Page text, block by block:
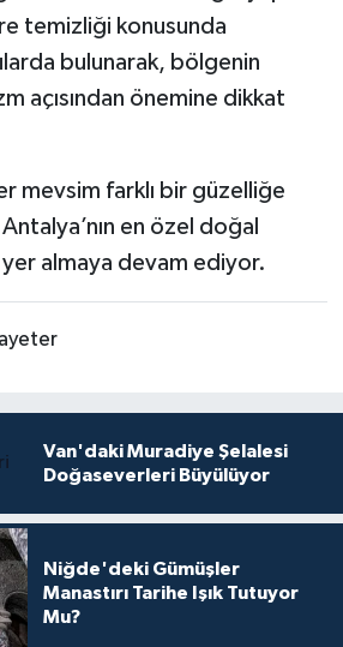
temizliği konusunda
bulunarak, bölgenin
açısından önemine dikkat
mevsim farklı bir güzelliğe
en özel doğal
yer almaya devam ediyor.
Van'daki Muradiye Şelalesi
Doğaseverleri Büyülüyor
Niğde'deki Gümüşler
Manastırı Tarihe Işık Tutuyor
Mu?